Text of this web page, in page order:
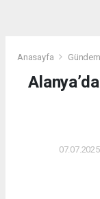
Anasayfa Gündem